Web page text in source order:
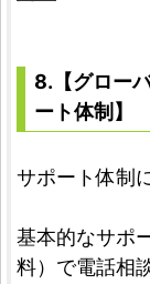
8.【グロー
ート体制】
サポート体制
基本的なサポ
料）で電話相